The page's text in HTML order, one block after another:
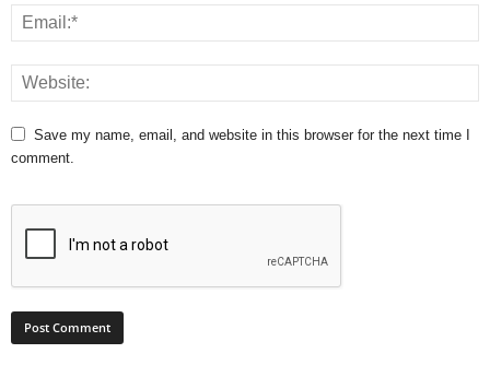
Save my name, email, and website in this browser for the next time I
comment.